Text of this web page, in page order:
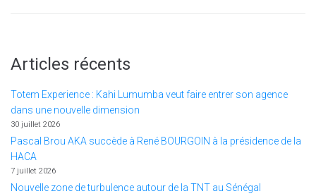
Articles récents
Totem Experience : Kahi Lumumba veut faire entrer son agence
dans une nouvelle dimension
30 juillet 2026
Pascal Brou AKA succède à René BOURGOIN à la présidence de la
HACA
7 juillet 2026
Nouvelle zone de turbulence autour de la TNT au Sénégal